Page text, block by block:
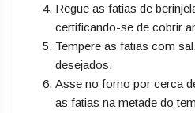
Regue as fatias de
certificando-se de cobrir
Tempere as fatias com
desejados.
Asse no forno por cerca
as fatias na metade do